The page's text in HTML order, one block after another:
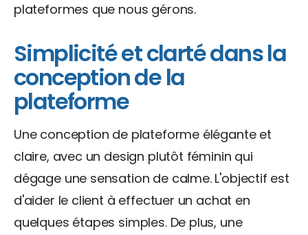
plateformes que nous gérons.
Simplicité et clarté dans la
conception de la
plateforme
Une conception de plateforme élégante et
claire, avec un design plutôt féminin qui
dégage une sensation de calme. L'objectif est
d'aider le client à effectuer un achat en
quelques étapes simples. De plus, une